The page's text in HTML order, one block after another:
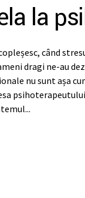
la
când
dragi ne-au
nu sunt așa